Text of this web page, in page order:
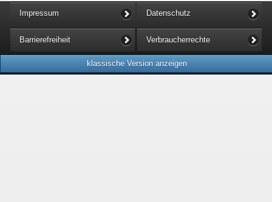
Impressum Datenschutz
Barrierefreiheit Verbraucherrechte
klassische Version anzeigen